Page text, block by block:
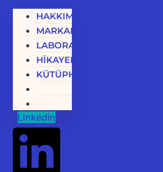
HAKKIMIZDA
MARKALAR
LABORATUVARIMIZ
HİKAYELERİMİZ
KÜTÜPHANE
Linkedin